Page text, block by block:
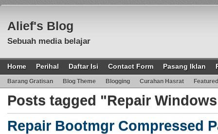
Alief's Blog
Sebuah media belajar
Home Perihal Daftar Isi Contact Form Pasang Iklan
Barang Gratisan Blog Theme Blogging Curahan Hasrat Featured
Posts tagged "Repair
Repair Bootmgr Compressed